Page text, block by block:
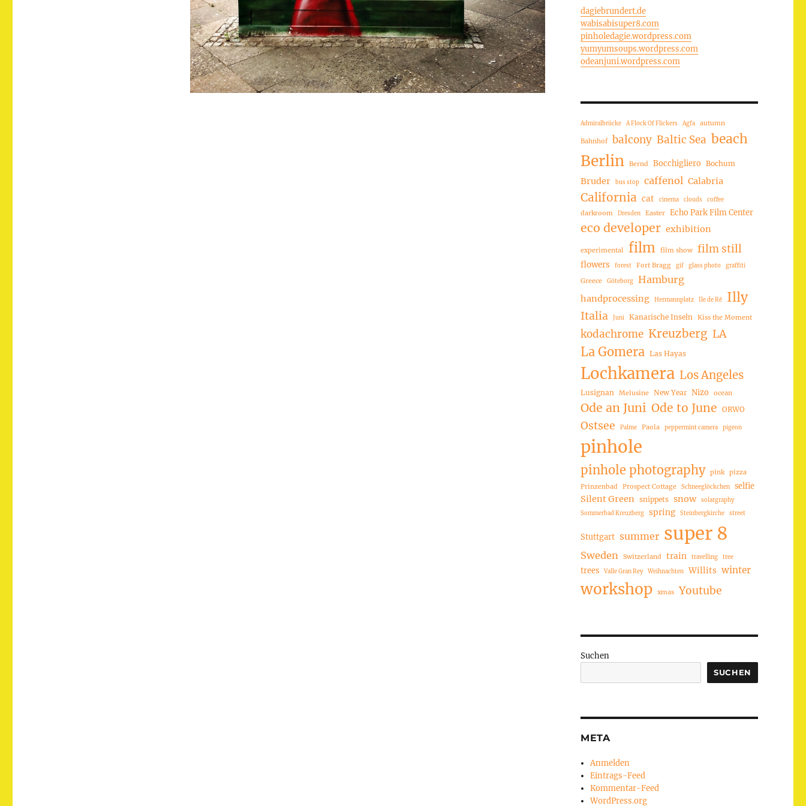
dagiebrundert.de
wabisabisuper8.com
pinholedagie.wordpress.com
yumyumsoups.wordpress.com
odeanjuni.wordpress.com
Admiralbrücke A Flock Of Flickers Agfa autumn
Bahnhof balcony Baltic Sea beach
Berlin Bernd Bocchigliero Bochum
Bruder bus stop caffenol Calabria
California cat cinema clouds coffee
darkroom Dresden Easter Echo Park Film Center
eco developer exhibition
experimental film film show film still
flowers forest Fort Bragg gif glass photo graffiti
Greece Göteborg Hamburg
handprocessing Hermannplatz Ile de Ré Illy
Italia Juni Kanarische Inseln Kiss the Moment
kodachrome Kreuzberg LA
La Gomera Las Hayas
Lochkamera Los Angeles
Lusignan Melusine New Year Nizo ocean
Ode an Juni Ode to June ORWO
Ostsee Palme Paola peppermint camera pigeon
pinhole
pinhole photography pink pizza
Prinzenbad
Prospect Cottage Schneeglöckchen selfie
Silent Green snippets snow
solargraphy
Sommerbad Kreuzberg
spring Steinbergkirche street
Stuttgart summer super 8
Sweden Switzerland train travelling tree
trees Valle Gran Rey Weihnachten Willits winter
workshop xmas Youtube
Suchen
SUCHEN
META
Anmelden
Eintrags-Feed
Kommentar-Feed
WordPress.org